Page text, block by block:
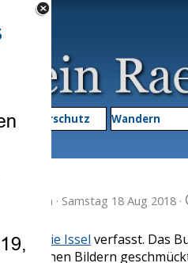
Menü
▼ Naturschutz Wandern
· Samstag 18 Aug 2018 ·
über die Issel verfasst. Das
schönen Bildern